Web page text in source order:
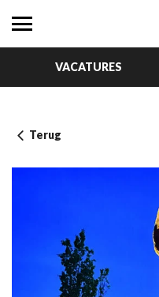
VACATURES
Terug